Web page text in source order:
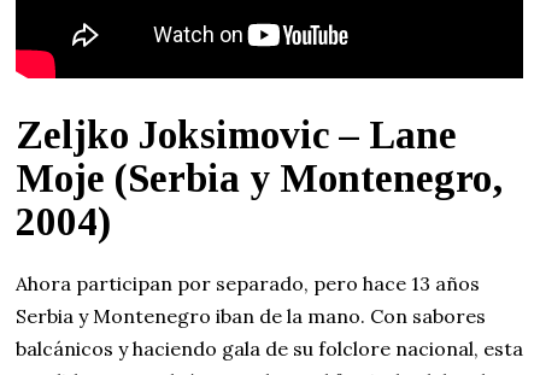
Zeljko Joksimovic – Lane
Moje (Serbia y Montenegro,
2004)
Ahora participan por separado, pero hace 13 años
Serbia y Montenegro iban de la mano. Con sabores
balcánicos y haciendo gala de su folclore nacional, esta